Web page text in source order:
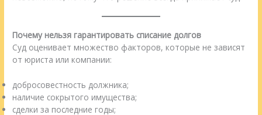
Почему нельзя гарантировать списание долгов
Суд оценивает множество факторов, которые не зависят
от юриста или компании:
добросовестность должника;
наличие сокрытого имущества;
сделки за последние годы;